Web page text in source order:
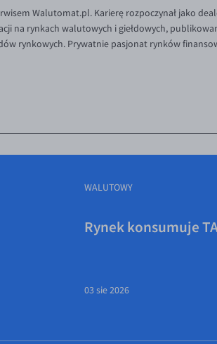
Walutomat.pl. Karierę rozpoczynał jako
na rynkach walutowych i giełdowych,
rynkowych. Prywatnie pasjonat rynków
WALUTOWY
Rynek konsumuje
03 sie 2026